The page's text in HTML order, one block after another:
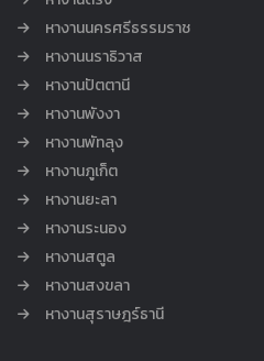
หางานนครศรีธรรมราช
หางานนราธิวาส
หางานปัตตานี
หางานพังงา
หางานพัทลุง
หางานภูเก็ต
หางานยะลา
หางานระนอง
หางานสตูล
หางานสงขลา
หางานสุราษฎร์ธานี